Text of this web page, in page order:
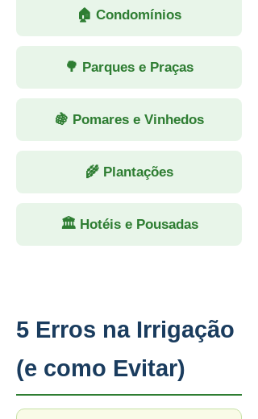
🏠 Condomínios
🌳 Parques e Praças
🍇 Pomares e Vinhedos
🌾 Plantações
🏛 Hotéis e Pousadas
5 Erros na Irrigação
(e como Evitar)